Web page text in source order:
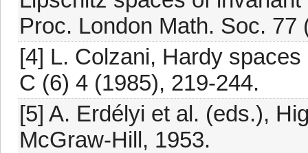
Proc. London Math. Soc. 77
[4] L. Colzani, Hardy
C (6) 4 (1985), 219-244.
[5] A. Erdélyi et al. (eds.),
McGraw-Hill, 1953.